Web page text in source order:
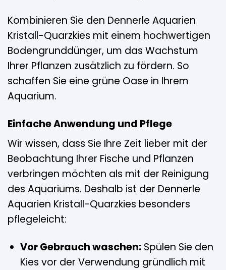
Kombinieren Sie den Dennerle Aquarien
Kristall-Quarzkies mit einem hochwertigen
Bodengrunddünger, um das Wachstum
Ihrer Pflanzen zusätzlich zu fördern. So
schaffen Sie eine grüne Oase in Ihrem
Aquarium.
Einfache Anwendung und Pflege
Wir wissen, dass Sie Ihre Zeit lieber mit der
Beobachtung Ihrer Fische und Pflanzen
verbringen möchten als mit der Reinigung
des Aquariums. Deshalb ist der Dennerle
Aquarien Kristall-Quarzkies besonders
pflegeleicht:
Vor Gebrauch waschen:Spülen Sie den
Kies vor der Verwendung gründlich mit